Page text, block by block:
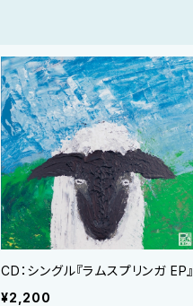
CD：シングル『ラムスプリンガ EP』
¥2,200